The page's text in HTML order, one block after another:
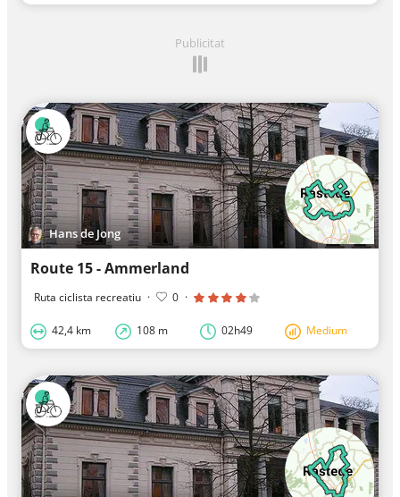
Publicitat
Hans de Jong
Route 15 - Ammerland
Ruta ciclista recreatiu · 0 ·
42,4 km 108 m 02h49 Medium